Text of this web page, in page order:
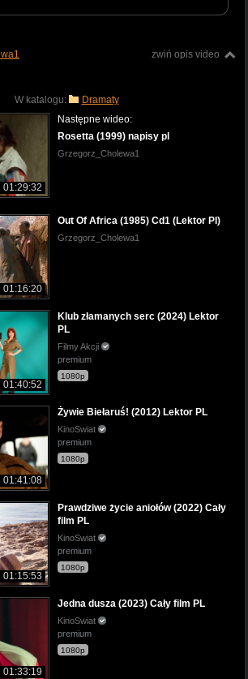
zwiń opis video
W katalogu: Dramaty
01:29:32
Następne wideo:
Rosetta (1999) napisy pl
Grzegorz_Cholewa1
01:16:20
Out Of Africa (1985) Cd1 (Lektor Pl)
Grzegorz_Cholewa1
01:40:52
Klub złamanych serc (2024) Lektor
PL
Filmy Akcji
premium
1080p
01:41:08
Żywie Biełaruś! (2012) Lektor PL
KinoSwiat
premium
1080p
01:15:53
Prawdziwe życie aniołów (2022) Cały
film PL
KinoSwiat
premium
1080p
01:33:19
Jedna dusza (2023) Cały film PL
KinoSwiat
premium
1080p